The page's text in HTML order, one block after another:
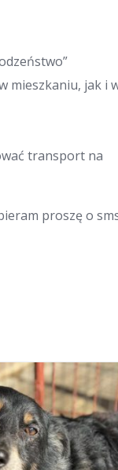
mieszkaniu, jak i
transport na
proszę o